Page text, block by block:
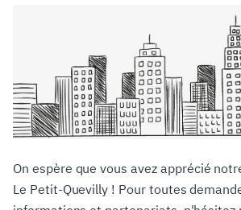
On espère que vous avez apprécié
Le Petit-Quevilly ! Pour toutes